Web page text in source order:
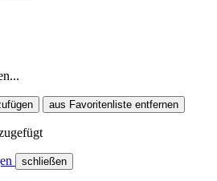
aus Favoritenliste entfernen
schließen